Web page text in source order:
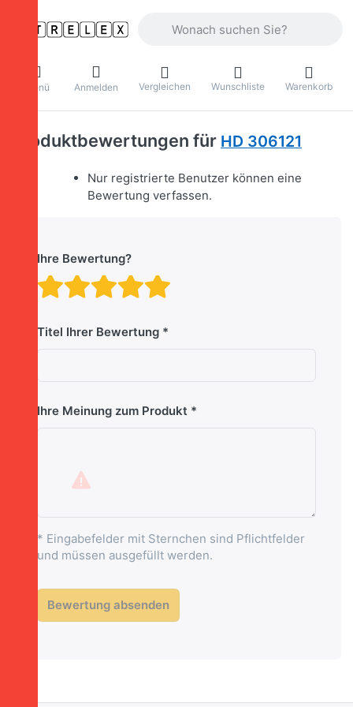
Menü Anmelden Vergleichen Wunschliste Warenkorb
Produktbewertungen für HD 306121
Nur registrierte Benutzer können eine
Bewertung verfassen.
Ihre Bewertung?
Bewertung: 4 von
Bewertung: 3 von 5
Bewertung: 2 von 5
Bewertung: 1 von 5
Titel Ihrer Bewertung
Ihre Meinung zum Produkt
* Eingabefelder mit Sternchen sind Pflichtfelder
und müssen ausgefüllt werden.
Bewertung absenden